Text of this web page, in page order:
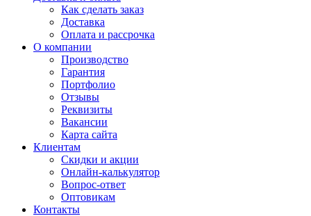
Как сделать заказ
Доставка
Оплата и рассрочка
О компании
Производство
Гарантия
Портфолио
Отзывы
Реквизиты
Вакансии
Карта сайта
Клиентам
Скидки и акции
Онлайн-калькулятор
Вопрос-ответ
Оптовикам
Контакты